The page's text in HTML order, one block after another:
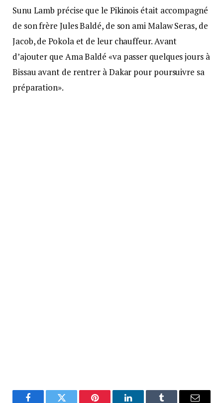
Sunu Lamb précise que le Pikinois était accompagné
de son frère Jules Baldé, de son ami Malaw Seras, de
Jacob, de Pokola et de leur chauffeur. Avant
d’ajouter que Ama Baldé «va passer quelques jours à
Bissau avant de rentrer à Dakar pour poursuivre sa
préparation».